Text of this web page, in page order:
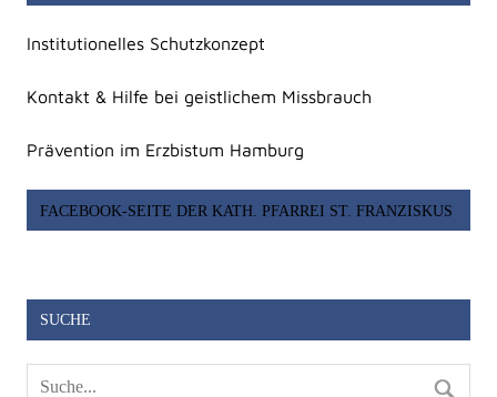
Institutionelles Schutzkonzept
Kontakt & Hilfe bei geistlichem Missbrauch
Prävention im Erzbistum Hamburg
FACEBOOK-SEITE DER KATH. PFARREI ST. FRANZISKUS
SUCHE